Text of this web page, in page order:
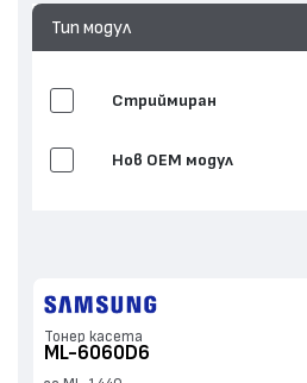
Тип модул
Стриймиран
Нов ОЕМ модул
Тонер касета
ML-6060D6